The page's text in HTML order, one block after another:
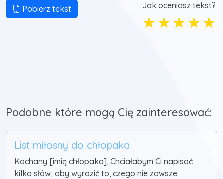
Pobierz tekst Jak oceniasz tekst?
☆
☆
☆
☆
☆
Podobne które mogą Cię zainteresować:
List miłosny do chłopaka
Kochany [imię chłopaka], Chciałabym Ci napisać
kilka słów, aby wyrazić to, czego nie zawsze